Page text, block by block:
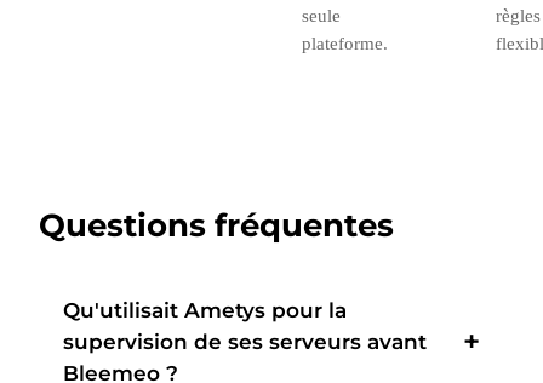
seule
plateforme.
règles
Questions fréquentes
Qu'utilisait Ametys pour la
supervision de ses serveurs avant
Bleemeo ?